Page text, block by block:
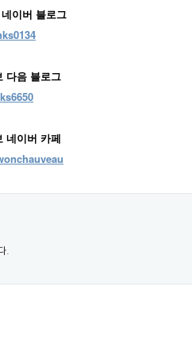
이버 블로그
다음 블로그
네이버 카페
.